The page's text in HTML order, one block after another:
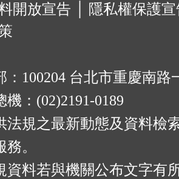
開放宣告
隱私權保護
：100204 台北市重慶南路
：(02)2191-0189
法規之最新動態及資料檢
。
資料若與機關公布文字有